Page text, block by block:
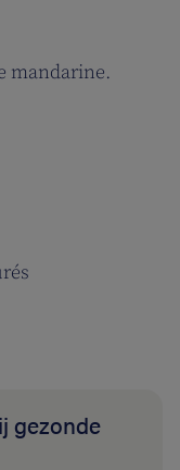
mandarine.
gezonde